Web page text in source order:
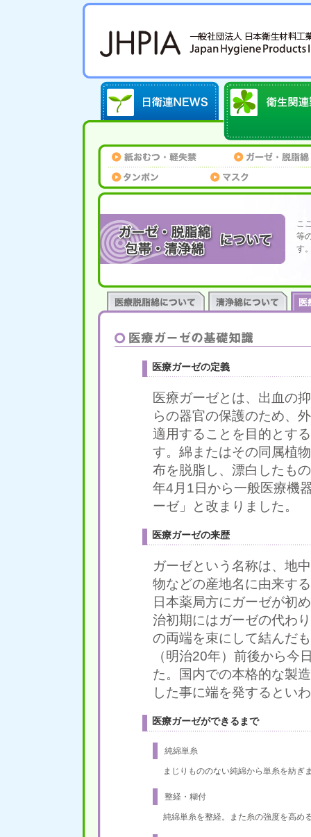
こ
等
す
医療ガーゼの定義
医療ガーゼとは、出血の
らの器官の保護のため、
適用することを目的とす
す。綿またはその同属植
布を脱脂し、漂白したも
年4月1日から一般医療機
ーゼ」と改まりました。
医療ガーゼの来歴
ガーゼという名称は、地
物などの産地名に由来す
日本薬局方にガーゼが初
治初期にはガーゼの代わ
の両端を束にして結んだ
（明治20年）前後から今
た。国内での本格的な製
した事に端を発するとい
医療ガーゼができるまで
純綿単糸
まじりもののない純綿から単糸を紡ぎ
整経・糊付
純綿単糸を整経。また糸の強度を高め